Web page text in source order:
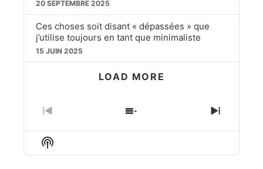
20 SEPTEMBRE 2025
Ces choses soit disant « dépassées » que
j’utilise toujours en tant que minimaliste
15 JUIN 2025
LOAD MORE
PREVIOUS
EPISODE
SHOW
EPISODES
NEXT
Show
Podcast